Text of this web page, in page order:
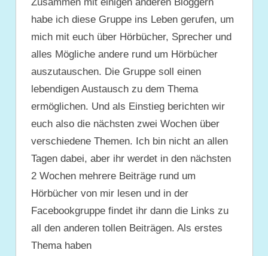
habe ich diese Gruppe ins Leben gerufen, um
mich mit euch über Hörbücher, Sprecher und
alles Mögliche andere rund um Hörbücher
auszutauschen. Die Gruppe soll einen
lebendigen Austausch zu dem Thema
ermöglichen. Und als Einstieg berichten wir
euch also die nächsten zwei Wochen über
verschiedene Themen. Ich bin nicht an allen
Tagen dabei, aber ihr werdet in den nächsten
2 Wochen mehrere Beiträge rund um
Hörbücher von mir lesen und in der
Facebookgruppe findet ihr dann die Links zu
all den anderen tollen Beiträgen. Als erstes
Thema haben